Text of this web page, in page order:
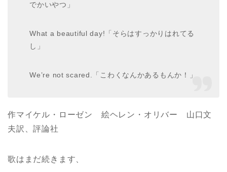
でかいやつ」
What a beautiful day!「そらはすっかりはれてる
し」
We’re not scared.「こわくなんかあるもんか！」
作マイケル・ローゼン 絵ヘレン・オリバー 山口文
夫訳、評論社
歌はまだ続きます、